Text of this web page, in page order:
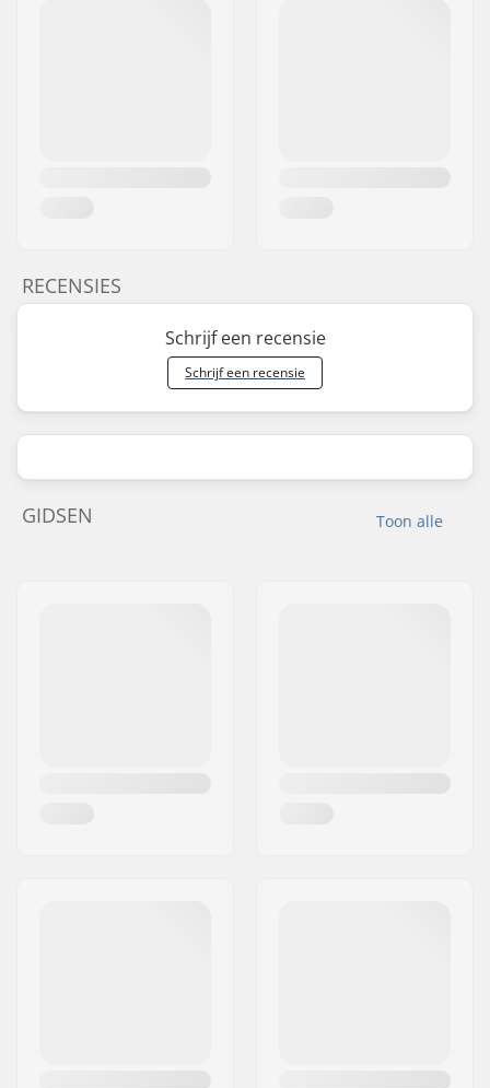
RECENSIES
Schrijf een recensie
Schrijf een recensie
Toon alle
GIDSEN